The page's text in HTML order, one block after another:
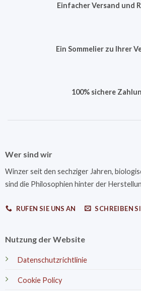
Einfacher Versand und
Ein Sommelier zu Ihrer
100% sichere
Wer sind wir
Winzer seit den sechziger Jahren,
sind die Philosophien hinter der
RUFEN SIE UNS AN SCHREIBEN
Nutzung der Website
Datenschutzrichtlinie
Cookie Policy